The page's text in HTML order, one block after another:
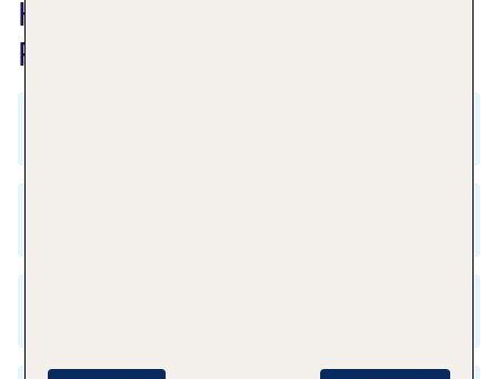
Häufig gestellte Fragen zu
Fuerteventura nach Hannover